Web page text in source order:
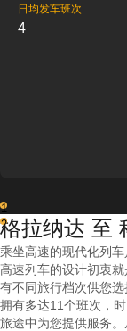
日均发车班次
4
1
2
格拉纳达 至
乘坐高速的现代化列
高速列车的设计初衷
有不同旅行档次供您
拥有多达11个班次，
旅途中为您提供服务